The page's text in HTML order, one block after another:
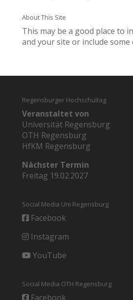
About This Site
This may be a good place to
and your site or include some
Regensburger Hochschultag
Veranstaltet von
Universität Regensburg
OTH Regensburg
HfKM Regensburg
Nächster Termin
Freitag 19.02.2027
Social Media Uni Regensburg
Facebook
Instagram
YouTube
Social Media OTH Regensburg
Facebook